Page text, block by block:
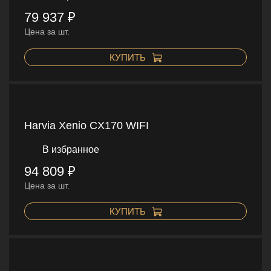
79 937 ₽
Цена за шт.
КУПИТЬ
Harvia Xenio CX170 WIFI
В избранное
94 809 ₽
Цена за шт.
КУПИТЬ